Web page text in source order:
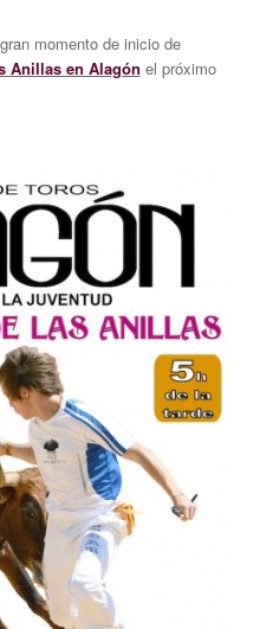
momento de inicio de
Anillas en Alagón el próximo